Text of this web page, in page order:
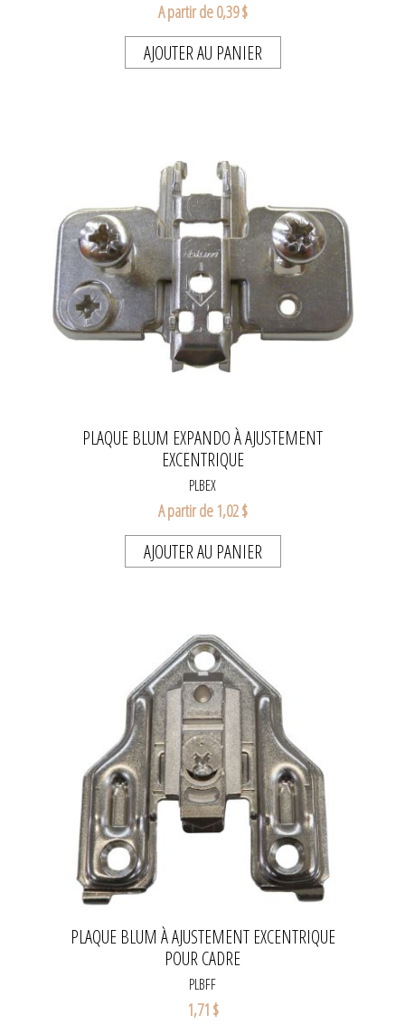
A partir de 0,39 $
AJOUTER AU PANIER
PLAQUE BLUM EXPANDO À AJUSTEMENT
EXCENTRIQUE
PLBEX
A partir de 1,02 $
AJOUTER AU PANIER
PLAQUE BLUM À AJUSTEMENT EXCENTRIQUE
POUR CADRE
PLBFF
1,71 $